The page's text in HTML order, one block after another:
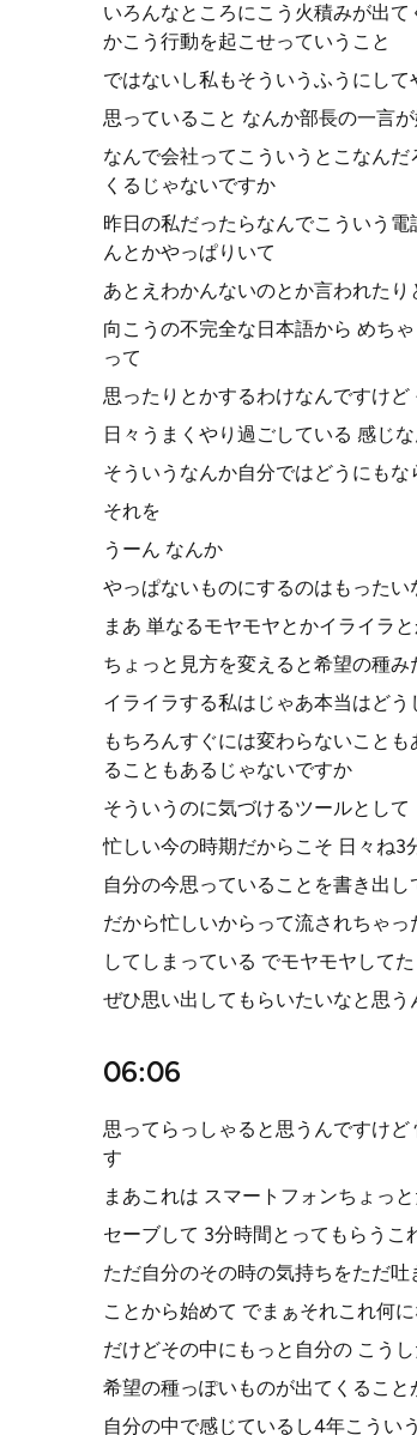
いろんなところにこう火積みが出
かこう行動を起こせっていうこと
ではないし私もそういうふうにし
思っていること なんか部長の一言
なんで会社ってこういうとこなん
くるじゃないですか
昨日の私だったらなんでこういう
んとかやっぱりいて
あとえわかんないのとか言われたり
向こうの不完全な日本語から めち
って
思ったりとかするわけなんですけど
日々うまくやり過ごしている 感じ
そういうなんか自分ではどうにも
それを
うーん なんか
やっぱないものにするのはもった
まあ 単なるモヤモヤとかイライラ
ちょっと見方を変えると希望の種
イライラする私はじゃあ本当はど
もちろんすぐには変わらないこと
ることもあるじゃないですか
そういうのに気づけるツールとして
忙しい今の時期だからこそ 日々ね3
自分の今思っていることを書き出
だから忙しいからって流されちゃ
してしまっている でモヤモヤして
ぜひ思い出してもらいたいなと思
06:06
思ってらっしゃると思うんですけ
す
まあこれは スマートフォンちょっ
セーブして 3分時間とってもらう
ただ自分のその時の気持ちをただ吐
ことから始めて でまぁそれこれ何
だけどその中にもっと自分の こう
希望の種っぽいものが出てくるこ
自分の中で感じているし4年こうい